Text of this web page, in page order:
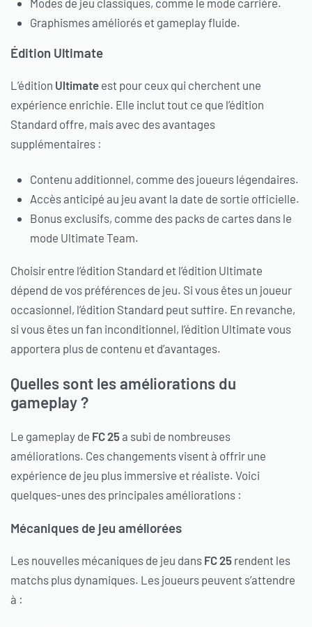
Modes de jeu classiques, comme le mode carrière.
Graphismes améliorés et gameplay fluide.
Édition Ultimate
L’édition Ultimate est pour ceux qui cherchent une
expérience enrichie. Elle inclut tout ce que l’édition
Standard offre, mais avec des avantages
supplémentaires :
Contenu additionnel, comme des joueurs légendaires.
Accès anticipé au jeu avant la date de sortie officielle.
Bonus exclusifs, comme des packs de cartes dans le
mode Ultimate Team.
Choisir entre l’édition Standard et l’édition Ultimate
dépend de vos préférences de jeu. Si vous êtes un joueur
occasionnel, l’édition Standard peut suffire. En revanche,
si vous êtes un fan inconditionnel, l’édition Ultimate vous
apportera plus de contenu et d’avantages.
Quelles sont les améliorations du
gameplay ?
Le gameplay de FC 25a subi de nombreuses
améliorations. Ces changements visent à offrir une
expérience de jeu plus immersive et réaliste. Voici
quelques-unes des principales améliorations :
Mécaniques de jeu améliorées
Les nouvelles mécaniques de jeu dans FC 25 rendent les
matchs plus dynamiques. Les joueurs peuvent s’attendre
à :